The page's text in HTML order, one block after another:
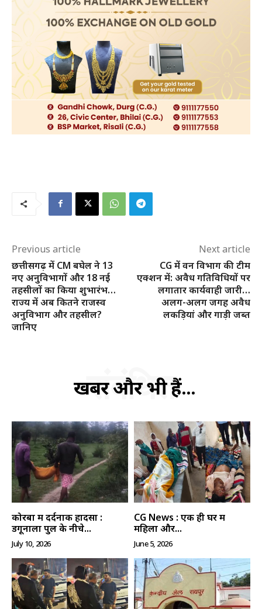
क्विक लिंक्स
मुख्य पेज
हमारे बारे में
Previous article
छत्तीसगढ़ में CM बघेल ने 13
नए अनुविभागों और 18 नई
तहसीलों का किया शुभारंभ…
राज्य में अब कितने राजस्व
अनुविभाग और तहसील?
जानिए
Next article
CG में वन विभाग की टीम
एक्शन में: अवैध गतिविधियों पर
लगातार कार्यवाही जारी…
अलग-अलग जगह अवैध
लकड़ियां और गाड़ी जब्त
खबरें और भी हैं...
संबंधित
कोरबा में दर्दनाक हादसा :
डेंगूनाला पुल के नीचे...
July 10, 2026
CG News : एक ही घर में
महिला और...
June 5, 2026